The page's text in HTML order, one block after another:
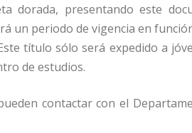
dorada, presentando este
un periodo de vigencia en
título sólo será expedido a
de estudios.
contactar con el